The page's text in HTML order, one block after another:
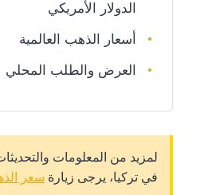
الدولار الأمريكي
أسعار الذهب العالمية
العرض والطلب المحلي
لمزيد من المعلومات
في تركيا، يرجى زيارة سعر